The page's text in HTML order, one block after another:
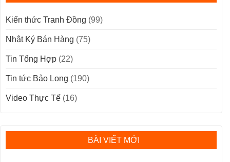
Kiến thức Tranh Đồng (99)
Nhật Ký Bán Hàng (75)
Tin Tổng Hợp (22)
Tin tức Bảo Long (190)
Video Thực Tế (16)
BÀI VIẾT MỚI